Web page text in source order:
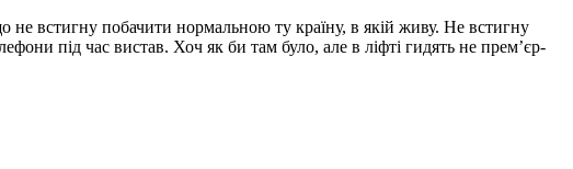
не встигну побачити нормальною ту країну, в якій живу. Не встигну
під час вистав. Хоч як би там було, але в ліфті гидять не прем’єр-